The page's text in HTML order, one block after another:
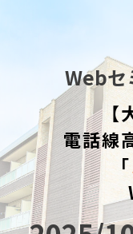
Webセ
【
電話線
「